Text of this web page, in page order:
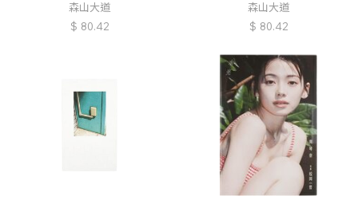
森山大道
$ 80.42
森山大道
$ 80.42